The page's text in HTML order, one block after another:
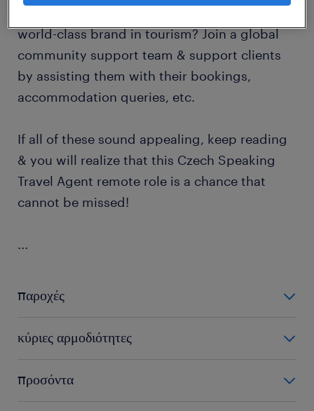
world-class brand in tourism? Join a global
community support team & support clients
by assisting them with their bookings,
accommodation queries, etc.
If all of these sound appealing, keep reading
& you will realize that this Czech Speaking
Travel Agent remote role is a chance that
cannot be missed!
...
παροχές
(Remote) position are:
A competitive benefits package (2 additional
κύριες αρμοδιότητες
have the opportunity to:
προσόντα